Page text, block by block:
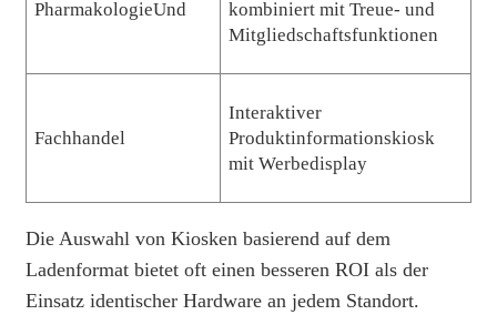
PharmakologieUnd
kombiniert mit Treue- und
Mitgliedschaftsfunktionen
Fachhandel
Interaktiver
Produktinformationskiosk
mit Werbedisplay
Die Auswahl von Kiosken basierend auf dem
Ladenformat bietet oft einen besseren ROI als der
Einsatz identischer Hardware an jedem Standort.